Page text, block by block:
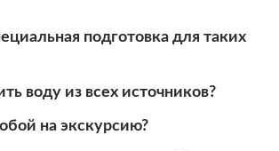
подготовка для таких
воду из всех источников?
на экскурсию?